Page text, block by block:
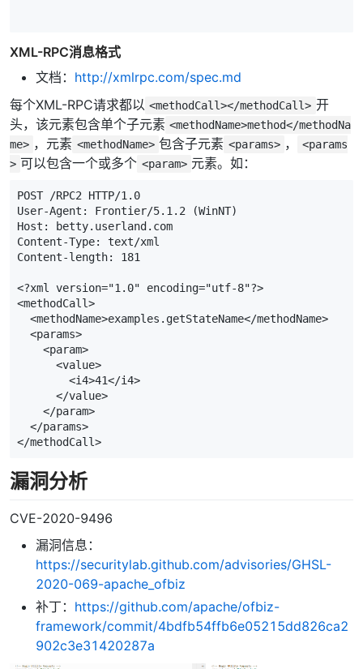
XML-RPC消息格式
文档： http://xmlrpc.com/spec.md
每个XML-RPC请求都以 <methodCall></methodCall> 开
头，该元素包含单个子元素 <methodName>method</methodNa
me> ，元素 <methodName> 包含子元素 <params> ，
<params
> 可以包含一个或多个 <param> 元素。如：
POST /RPC2 HTTP/1.0
User-Agent: Frontier/5.1.2 (WinNT)
Host: betty.userland.com
Content-Type: text/xml
Content-length: 181
<?xml version="1.0" encoding="utf-8"?>
<methodCall>
  <methodName>examples.getStateName</methodName>
  <params>
    <param>
      <value>
        <i4>41</i4>
      </value>
    </param>
  </params>
</methodCall>
漏洞分析
CVE-2020-9496
漏洞信息：
https://securitylab.github.com/advisories/GHSL-
2020-069-apache_ofbiz
补丁： https://github.com/apache/ofbiz-
framework/commit/4bdfb54ffb6e05215dd826ca2
902c3e31420287a